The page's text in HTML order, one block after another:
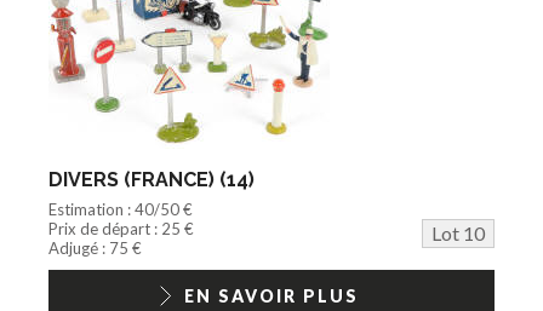
DIVERS (FRANCE) (14)
Estimation : 40/50 €
Prix de départ : 25 €
Lot 10
Adjugé : 75 €
EN SAVOIR PLUS